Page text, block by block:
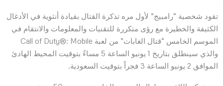
تقود شخصية “رامبيج” لأول مره تذكرة القتال بقيادة أنثوية في الأدغال
الكثيفة والخطيرة مع رؤى متكررة للتقنيات والمعلومات والانتقام في
الموسم الخامس “قتال الغابات” من لعبة Call of Duty®: Mobile
والذي سينطلق بتاريخ 1 يونيو الساعة 5 مساءً بتوقيت المحيط الهادئ
الموافق 2 يونيو الساعة 3 فجراً بتوقيت السعودية.